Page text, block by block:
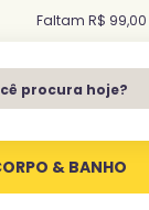
Faltam R$ 99,00
procura hoje?
& BANHO